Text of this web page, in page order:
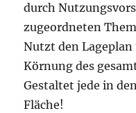
durch
zugeordneten
Nutzt den
Körnung des
Gestaltet jede in
Fläche!